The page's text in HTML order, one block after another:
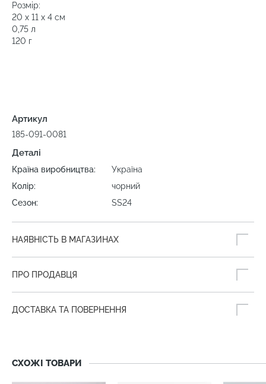
Розмір:
20 х 11 х 4 см
0,75 л
120 г
Артикул
185-091-0081
Деталі
Країна виробництва:
Україна
Колір:
чорний
Сезон:
SS24
НАЯВНІСТЬ В МАГАЗИНАХ
ПРО ПРОДАВЦЯ
ДОСТАВКА ТА ПОВЕРНЕННЯ
СХОЖІ ТОВАРИ